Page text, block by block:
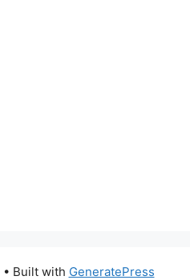
• Built with GeneratePress